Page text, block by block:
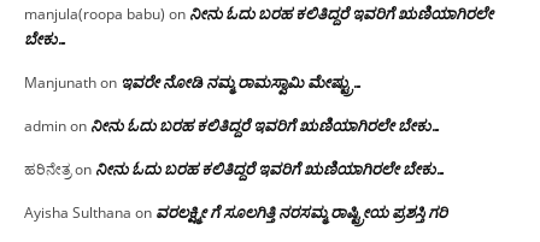
manjula(roopa babu) on ನೀನು ಓದು ಬರಹ ಕಲಿತಿದ್ದರೆ ಇವರಿಗೆ ಋಣಿಯಾಗಿರಲೇ
ಬೇಕು…
Manjunathon ಇವರೇ‌ ನೋಡಿ‌ ನಮ್ಮ‌ ರಾಮಸ್ವಾಮಿ ಮೇಷ್ಟ್ರು…
adminon ನೀನು ಓದು ಬರಹ ಕಲಿತಿದ್ದರೆ ಇವರಿಗೆ ಋಣಿಯಾಗಿರಲೇ ಬೇಕು…
ಹರಿನೇತ್ರon ನೀನು ಓದು ಬರಹ ಕಲಿತಿದ್ದರೆ ಇವರಿಗೆ ಋಣಿಯಾಗಿರಲೇ ಬೇಕು…
Ayisha Sulthana on ವರಲಕ್ಷ್ಮೀ ಗೆ ಸೂಲಗಿತ್ತಿ ನರಸಮ್ಮ‌ ರಾಷ್ಟ್ರೀಯ ಪ್ರಶಸ್ತಿ ಗರಿ